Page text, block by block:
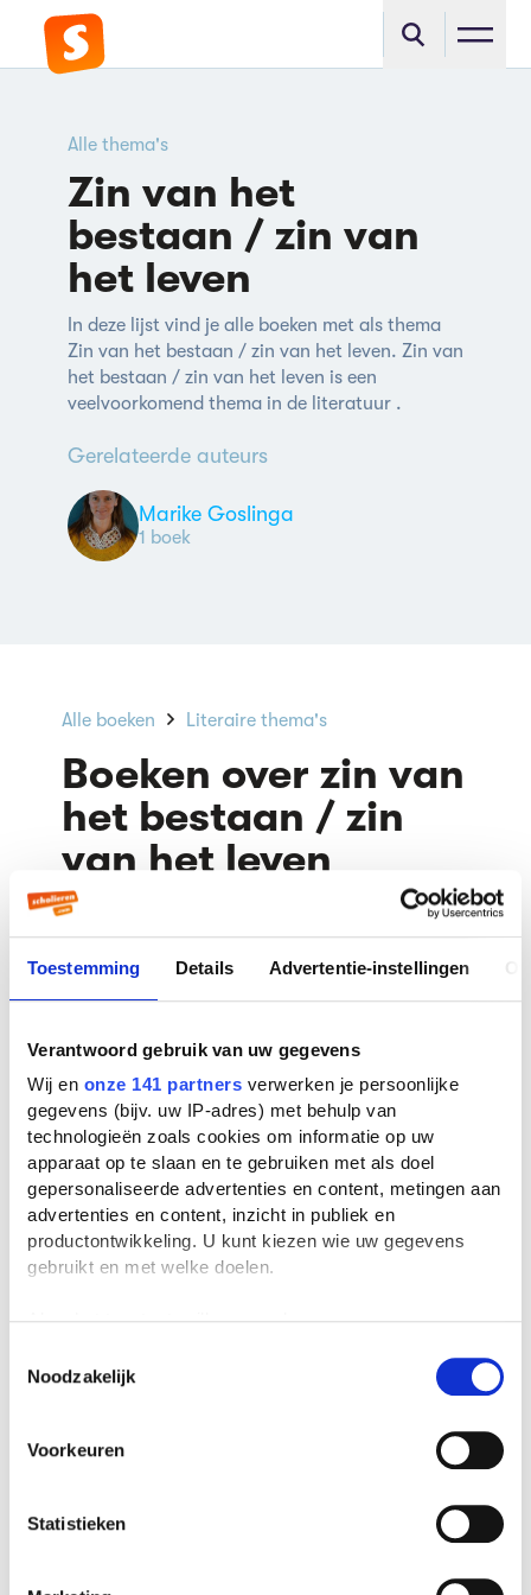
Toestemming Details Advertentie-instellingen
Verantwoord gebruik van uw gegevens
Wij en onze 141 partners verwerken je persoonlijke
gegevens (bijv. uw IP-adres) met behulp van
technologieën zoals cookies om informatie op uw
apparaat op te slaan en te gebruiken met als doel
gepersonaliseerde advertenties en content, metingen aan
advertenties en content, inzicht in publiek en
productontwikkeling. U kunt kiezen wie uw gegevens
gebruikt en met welke doelen.
Als u het toestaat, willen we ook graag:
locatie, die tot een paar meter nauwkeurig kan zijn
scannen op specifieke eigenschappen (fingerprinting)
Lees meer over hoe uw persoonlijke gegevens worden
U kunt uw toestemming op elk moment wijzigen of
intrekken in de Cookieverklaring.
We gebruiken cookies om content en advertenties te
Noodzakelijk
Voorkeuren
Statistieken
Alle thema's
Zin van het
bestaan / zin van
het leven
In deze lijst vind je alle boeken met als thema
Zin van het bestaan / zin van het leven. Zin van
het bestaan / zin van het leven is een
veelvoorkomend thema in de literatuur .
Gerelateerde auteurs
Marike Goslinga
1 boek
Alle boeken Literaire thema's
Boeken over zin van
het bestaan / zin
van het leven
Sorteer op Populariteit
Kilometers zonlicht
Marike Goslinga
1 verslag